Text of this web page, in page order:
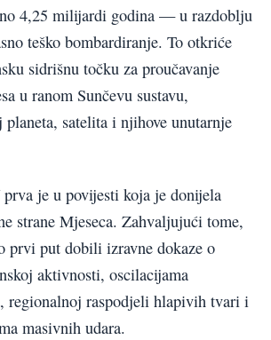
4,25 milijardi godina — u razdoblju
teško bombardiranje. To otkriće
sidrišnu točku za proučavanje
u ranom Sunčevu sustavu,
satelita i njihove unutarnje
prva je u povijesti koja je donijela
strane Mjeseca. Zahvaljujući tome,
prvi put dobili izravne dokaze o
aktivnosti, oscilacijama
regionalnoj raspodjeli hlapivih tvari i
masivnih udara.